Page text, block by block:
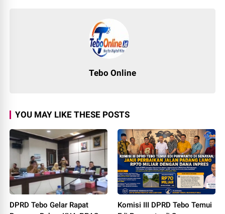
Tebo Online
YOU MAY LIKE THESE POSTS
DPRD Tebo Gelar Rapat
Komisi III DPRD Tebo Temui